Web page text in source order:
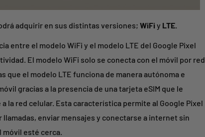
adquirir en sus distintas versiones; WiFi y LTE.
entre el modelo WiFi y el modelo LTE del Google Pixel
El modelo WiFi solo se conecta con el móvil por red
que el modelo LTE funciona de manera autónoma e
gracias a la presencia de una tarjeta eSIM que le
la red celular. Esta característica permite al Google Pixel
llamadas, enviar mensajes y conectarse a internet sin
móvil esté cerca.